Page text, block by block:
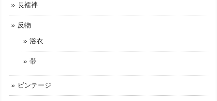
長襦袢
反物
浴衣
帯
ビンテージ